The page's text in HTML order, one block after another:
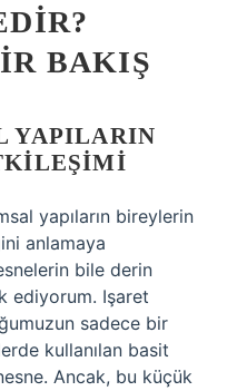
BAKIŞ
YAPILARIN
yapıların bireylerin
anlamaya
bile derin
ediyorum. Işaret
sadece bir
kullanılan basit
Ancak, bu küçük